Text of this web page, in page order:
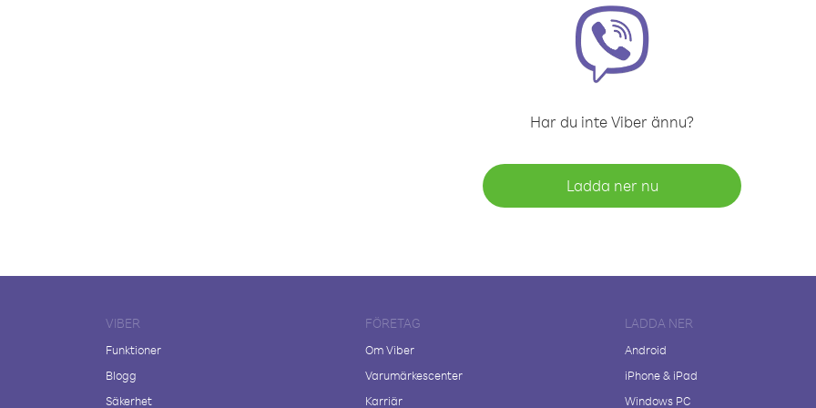
Har du inte Viber ännu?
Ladda ner nu
VIBER
Funktioner
Blogg
Säkerhet
FÖRETAG
Om Viber
Varumärkescenter
Karriär
LADDA NER
Android
iPhone & iPad
Windows PC